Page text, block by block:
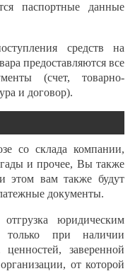
паспортные данные
средств на
предоставляются все
(счет, товарно-
и договор).
со склада компании,
и прочее, Вы также
этом вам также будут
документы.
юридическим
при наличии
заверенной
от которой